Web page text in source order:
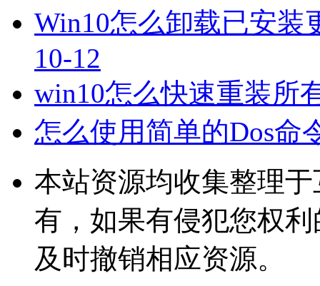
Win10怎么卸载已安装
10-12
win10怎么快速重装所
怎么使用简单的Dos命
本站资源均收集整理
有，如果有侵犯您权
及时撤销相应资源。